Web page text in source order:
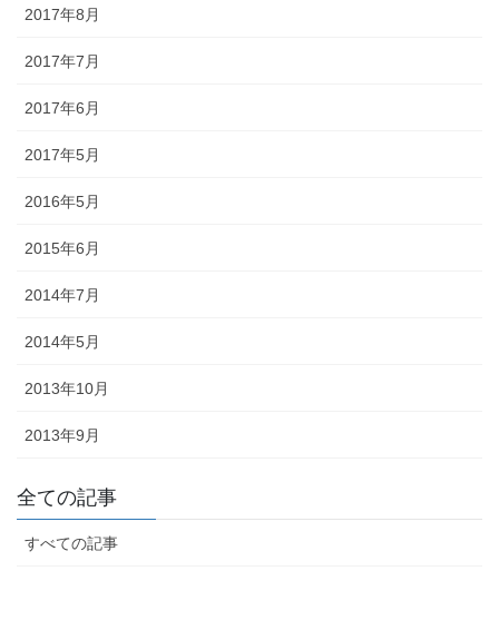
2017年8月
2017年7月
2017年6月
2017年5月
2016年5月
2015年6月
2014年7月
2014年5月
2013年10月
2013年9月
全ての記事
すべての記事
旗・神社幟（のぼり）